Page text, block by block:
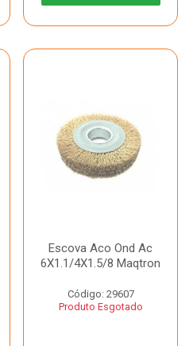
Escova Aco Ond Ac
6X1.1/4X1.5/8 Maqtron
Código: 29607
Produto Esgotado